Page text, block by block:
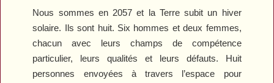
Nous sommes en 2057 et la Terre subit un hiver
solaire. Ils sont huit. Six hommes et deux femmes,
chacun avec leurs champs de compétence
particulier, leurs qualités et leurs défauts. Huit
personnes envoyées à travers l’espace pour